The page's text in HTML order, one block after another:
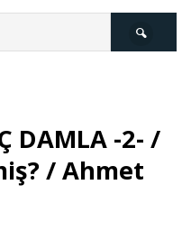
DAMLA -2- /
/ Ahmet